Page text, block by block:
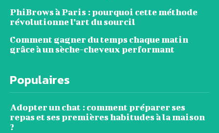
PhiBrows à Paris : pourquoi cette méthode
révolutionne l’art du sourcil
Comment gagner du temps chaque matin
grâce à un sèche-cheveux performant
Populaires
Adopter un chat : comment préparer ses
repas et ses premières habitudes à la maison
?